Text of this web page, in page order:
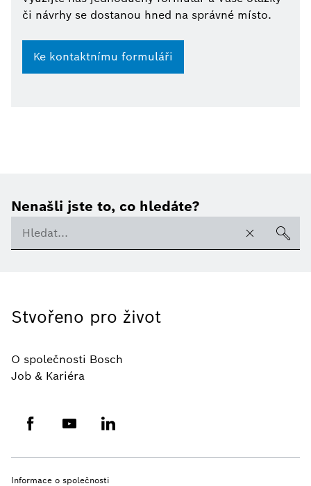
či návrhy se dostanou hned na správné místo.
Ke kontaktnímu formuláři
Nenašli jste to, co hledáte?
Stvořeno pro život
O společnosti Bosch
Job & Kariéra
Informace o společnosti